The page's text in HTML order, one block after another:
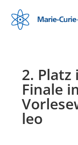
2.
Finale
leo